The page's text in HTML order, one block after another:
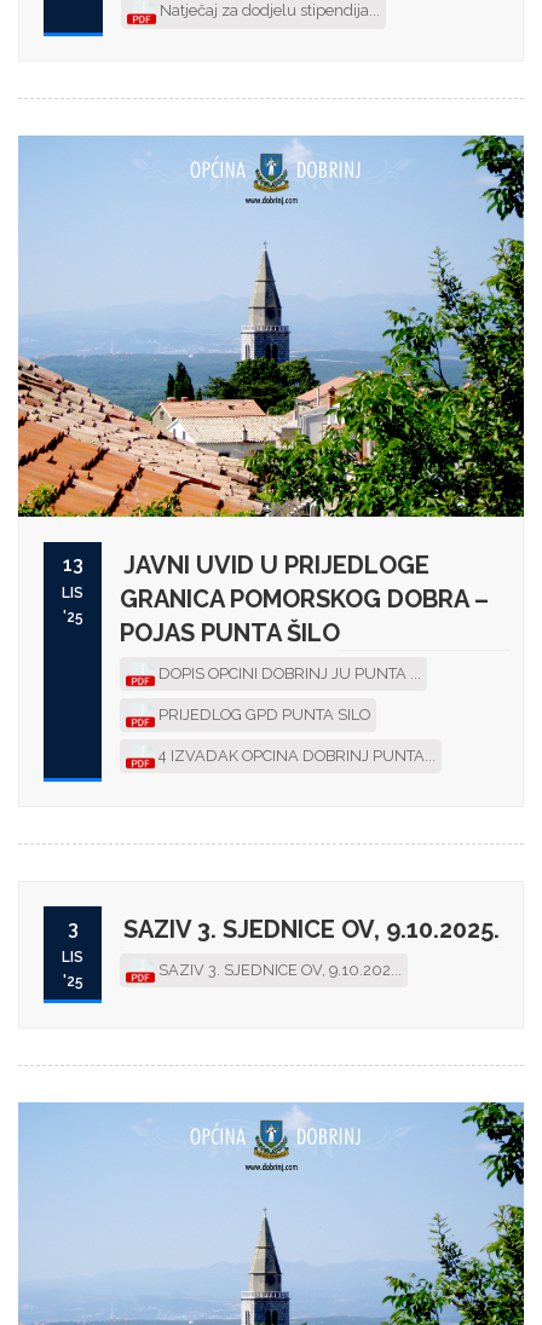
Natječaj za dodjelu stipendija...
13
LIS
'25
JAVNI UVID U PRIJEDLOGE
GRANICA POMORSKOG DOBRA –
POJAS PUNTA ŠILO
DOPIS OPCINI DOBRINJ JU PUNTA ...
PRIJEDLOG GPD PUNTA SILO
4 IZVADAK OPCINA DOBRINJ PUNTA...
3
LIS
'25
SAZIV 3. SJEDNICE OV, 9.10.2025.
SAZIV 3. SJEDNICE OV, 9.10.202...